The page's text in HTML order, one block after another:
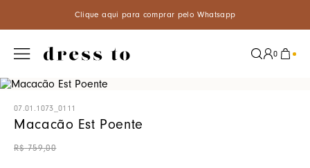
Clique aqui para comprar pelo Whatsapp
0
07.01.1073_0111
Macacão Est Poente
R$ 759,00